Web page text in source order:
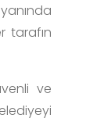
tarafın
ve